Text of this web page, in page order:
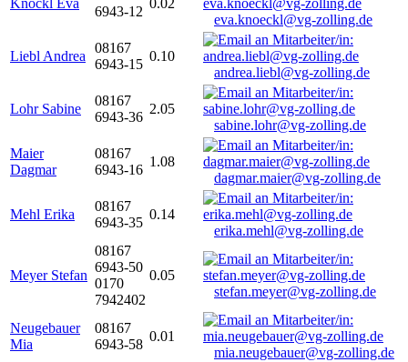
Knöckl Eva
6943-12
0.02
eva.knoeckl@vg-zolling.de
Liebl Andrea
08167
6943-15
0.10
andrea.liebl@vg-zolling.de
Lohr Sabine
08167
6943-36
2.05
sabine.lohr@vg-zolling.de
Maier
Dagmar
08167
6943-16
1.08
dagmar.maier@vg-zolling.de
Mehl Erika
08167
6943-35
0.14
erika.mehl@vg-zolling.de
Meyer Stefan
08167
6943-50
0170
7942402
0.05
stefan.meyer@vg-zolling.de
Neugebauer
Mia
08167
6943-58
0.01
mia.neugebauer@vg-zolling.de